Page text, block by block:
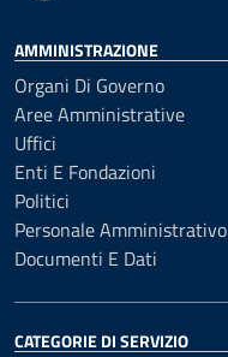
AMMINISTRAZIONE
Organi Di Governo
Aree Amministrative
Uffici
Enti E Fondazioni
Politici
Personale Amministrativo
Documenti E Dati
CATEGORIE DI SERVIZIO